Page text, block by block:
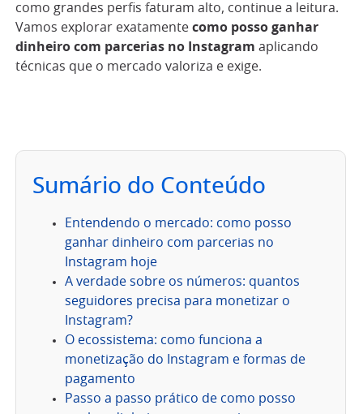
como grandes perfis faturam alto, continue a leitura.
Vamos explorar exatamente como posso ganhar
dinheiro com parcerias no Instagram aplicando
técnicas que o mercado valoriza e exige.
Sumário do Conteúdo
Entendendo o mercado: como posso
ganhar dinheiro com parcerias no
Instagram hoje
A verdade sobre os números: quantos
seguidores precisa para monetizar o
Instagram?
O ecossistema: como funciona a
monetização do Instagram e formas de
pagamento
Passo a passo prático de como posso